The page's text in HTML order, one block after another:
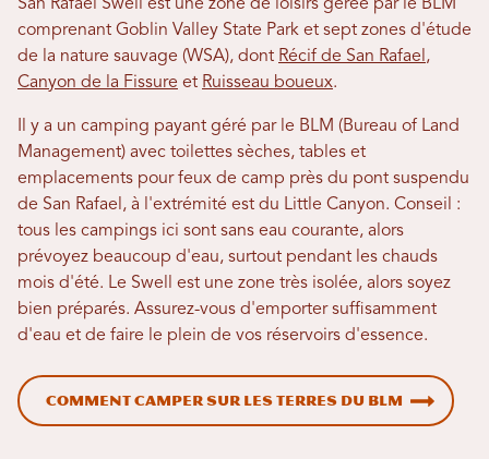
San Rafael Swell est une zone de loisirs gérée par le BLM
comprenant Goblin Valley State Park et sept zones d'étude
de la nature sauvage (WSA), dont Récif de San Rafael ,
Canyon de la Fissure et Ruisseau boueux.
Il y a un camping payant géré par le BLM (Bureau of Land
Management) avec toilettes sèches, tables et
emplacements pour feux de camp près du pont suspendu
de San Rafael, à l'extrémité est du Little Canyon. Conseil :
tous les campings ici sont sans eau courante, alors
prévoyez beaucoup d'eau, surtout pendant les chauds
mois d'été. Le Swell est une zone très isolée, alors soyez
bien préparés. Assurez-vous d'emporter suffisamment
d'eau et de faire le plein de vos réservoirs d'essence.
Comment camper sur les terres du BLM